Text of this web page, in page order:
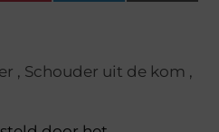
, Schouder uit de kom ,